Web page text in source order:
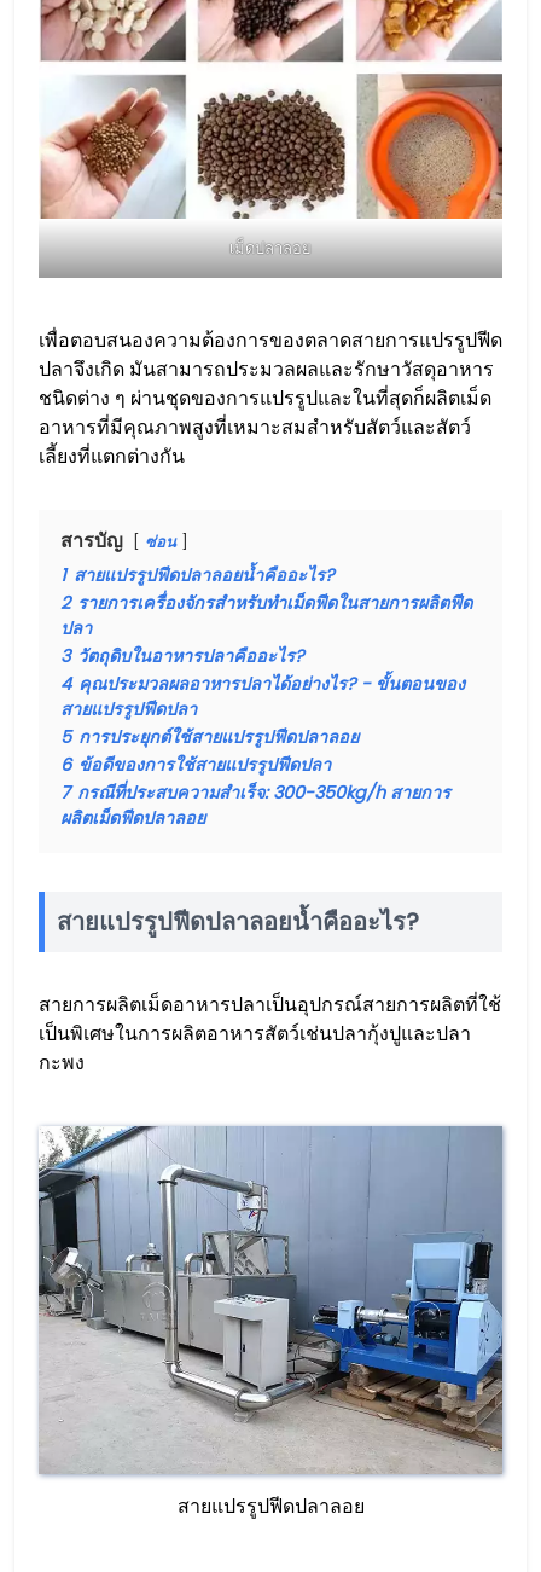
เม็ดปลาลอย
เพื่อตอบสนองความต้องการของตลาดสายการแปรรูปฟีด
ปลาจึงเกิด มันสามารถประมวลผลและรักษาวัสดุอาหาร
ชนิดต่าง ๆ ผ่านชุดของการแปรรูปและในที่สุดก็ผลิตเม็ด
อาหารที่มีคุณภาพสูงที่เหมาะสมสำหรับสัตว์และสัตว์
เลี้ยงที่แตกต่างกัน
สารบัญ ซ่อน
1 สายแปรรูปฟีดปลาลอยน้ำคืออะไร?
2 รายการเครื่องจักรสำหรับทำเม็ดฟีดในสายการผลิตฟีด
ปลา
3 วัตถุดิบในอาหารปลาคืออะไร?
4 คุณประมวลผลอาหารปลาได้อย่างไร? - ขั้นตอนของ
สายแปรรูปฟีดปลา
5 การประยุกต์ใช้สายแปรรูปฟีดปลาลอย
6 ข้อดีของการใช้สายแปรรูปฟีดปลา
7 กรณีที่ประสบความสำเร็จ: 300-350kg/h สายการ
ผลิตเม็ดฟีดปลาลอย
สายแปรรูปฟีดปลาลอยน้ำคืออะไร?
สายการผลิตเม็ดอาหารปลาเป็นอุปกรณ์สายการผลิตที่ใช้
เป็นพิเศษในการผลิตอาหารสัตว์เช่นปลากุ้งปูและปลา
กะพง
สายแปรรูปฟีดปลาลอย